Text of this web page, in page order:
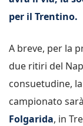
per il Trentino.
A breve, per la
due ritiri del
consuetudine,
campionato
Folgarida, in